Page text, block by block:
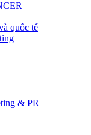
quốc tế
& PR